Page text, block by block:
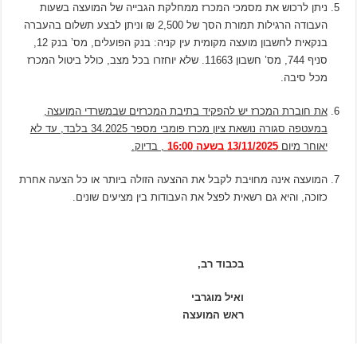
ניתן לרכוש את מסמכי המכרז ממחלקת הגבייה של המועצה בשעות
העבודה הרגילות תמורת הסך של 2,500 ₪ וניתן לבצע תשלום בהעברה
סניף 744, מס’ חשבון 11663. שלא יוחזרו בכל מצב, כולל ביטול המכרז
מכל סיבה.
את חוברת המכרז יש להפקיד בתיבת המכרזים שבמשרדי המועצה,
במעטפה סגורה נושאת ציון מכרז פומבי מספר 34.2025 בלבד, עד לא
יאוחר מיום 13/11/2025 בשעה 16:00 , בדיוק.
המועצה אינה מחויבת לקבל את ההצעה הזולה ביותר או כל הצעה אחרת
כזוכה, והיא גם רשאית לפצל את העבודות בין מציעים שונים.
בכבוד רב,
ואיל מוגרבי
ראש המועצה